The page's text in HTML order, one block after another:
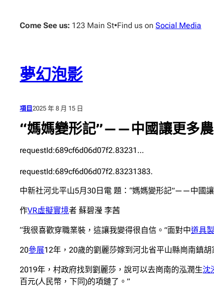
Come See us: 123 Main St•Find us onSocial Media
夢幻泡影
項目2025 年 8 月 15 日
“媽媽變形記”——中國讓更多農
requestId:689cf6d06d07f2.83231…
requestId:689cf6d06d07f2.83231383.
中新社河北平山5月30日電 題：“媽媽變形記”——中國
作VR虛擬實境者 蘇碧瀅 李茜
“我很喜歡穿職業裝，這讓我變得很自信。”面對中道具
20參展12年，20歲的劉麗莎嫁到河北省平山縣崗南鎮
2019年，村政府找到劉麗莎，說可以去崗南的泓潤生沈
百元(人民幣，下同)的項鏈了。”